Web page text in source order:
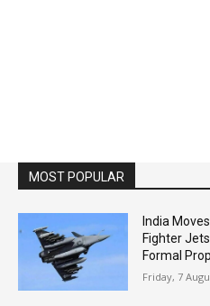
MOST POPULAR
India
Fighter
Formal
Friday, 7